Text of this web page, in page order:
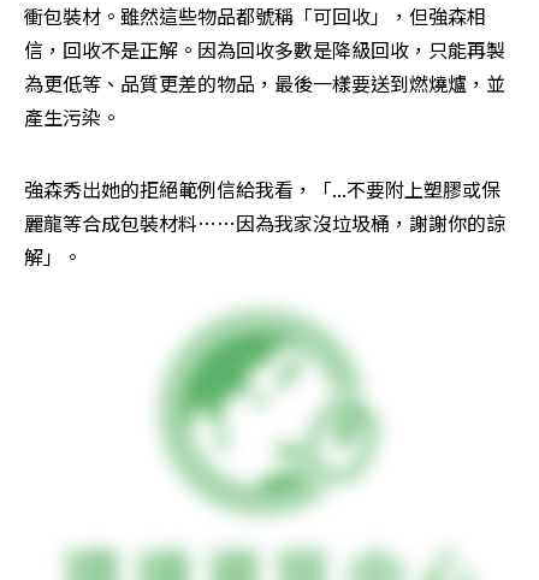
衝包裝材。雖然這些物品都號稱「可回收」，但強森相
信，回收不是正解。因為回收多數是降級回收，只能再製
為更低等、品質更差的物品，最後一樣要送到燃燒爐，並
產生污染。
強森秀出她的拒絕範例信給我看，「...不要附上塑膠或保
麗龍等合成包裝材料……因為我家沒垃圾桶，謝謝你的諒
解」。